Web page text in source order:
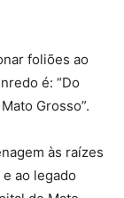
foliões ao
é: “Do
Grosso”.
às raízes
ao legado